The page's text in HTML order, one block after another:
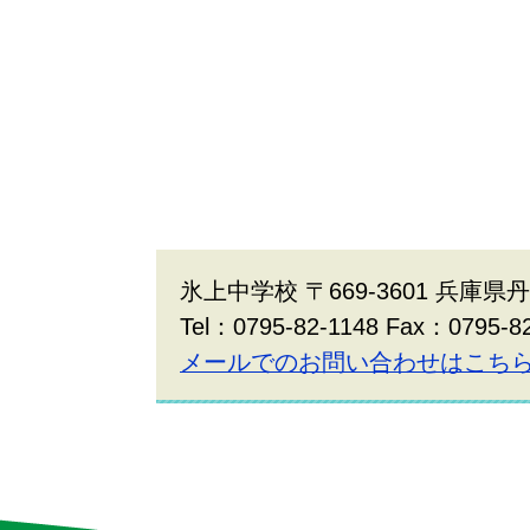
氷上中学校 〒669-3601 兵庫県
Tel：0795-82-1148 Fax：0795-
メールでのお問い合わせはこち